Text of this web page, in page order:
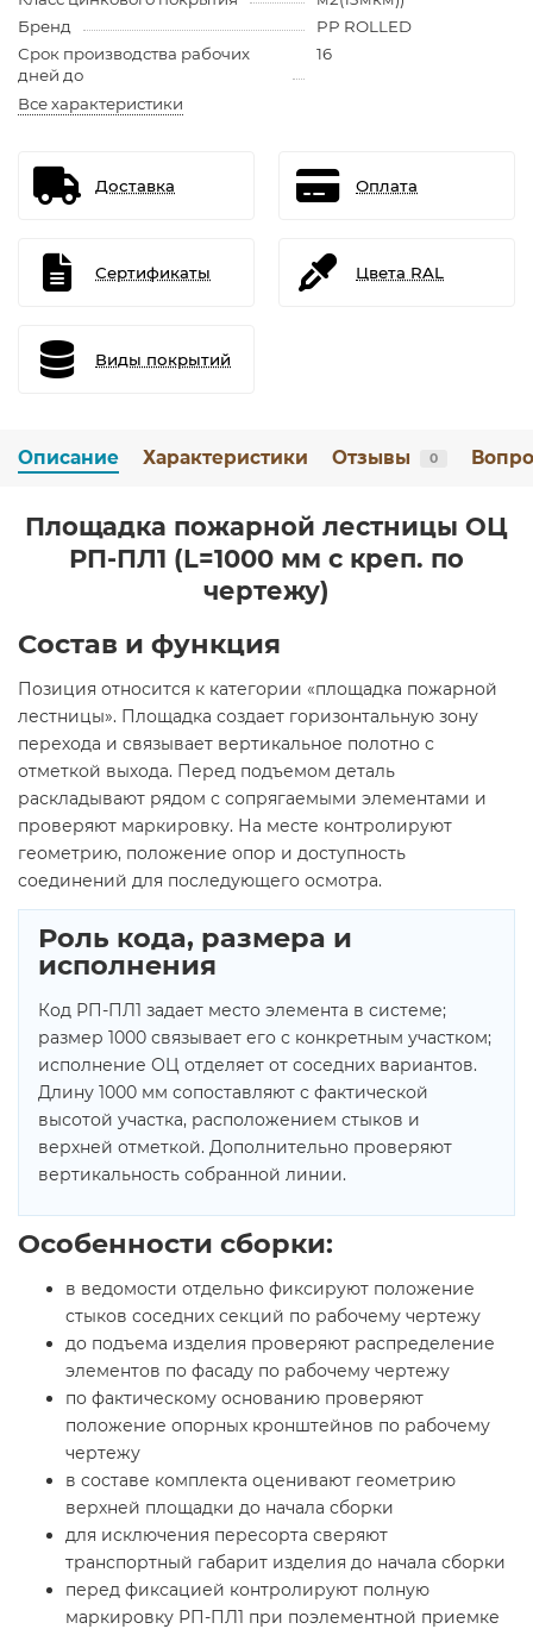
Бренд
PP ROLLED
Срок производства рабочих
дней до
16
Все характеристики
Доставка Оплата
Сертификаты Цвета RAL
Виды покрытий
Описание Характеристики Отзывы 0
Площадка пожарной лестницы ОЦ
РП-ПЛ1 (L=1000 мм с креп. по
чертежу)
Состав и функция
Позиция относится к категории «площадка пожарной
лестницы». Площадка создает горизонтальную зону
перехода и связывает вертикальное полотно с
отметкой выхода. Перед подъемом деталь
раскладывают рядом с сопрягаемыми элементами и
проверяют маркировку. На месте контролируют
геометрию, положение опор и доступность
соединений для последующего осмотра.
Роль кода, размера и
исполнения
Код РП-ПЛ1 задает место элемента в системе;
размер 1000 связывает его с конкретным участком;
исполнение ОЦ отделяет от соседних вариантов.
Длину 1000 мм сопоставляют с фактической
высотой участка, расположением стыков и
верхней отметкой. Дополнительно проверяют
вертикальность собранной линии.
Особенности сборки:
в ведомости отдельно фиксируют положение
стыков соседних секций по рабочему чертежу
до подъема изделия проверяют распределение
элементов по фасаду по рабочему чертежу
по фактическому основанию проверяют
положение опорных кронштейнов по рабочему
чертежу
в составе комплекта оценивают геометрию
верхней площадки до начала сборки
для исключения пересорта сверяют
транспортный габарит изделия до начала сборки
перед фиксацией контролируют полную
маркировку РП-ПЛ1 при поэлементной приемке